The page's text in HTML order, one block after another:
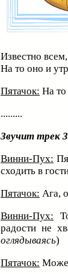
Известно
На то оно и
Пятачок: На то
.........
Звучит трек 3
Винни-Пух:
сходить в
Пятачок: Ага,
Винни-Пух:
радости не
оглядываясь)
Пятачок: